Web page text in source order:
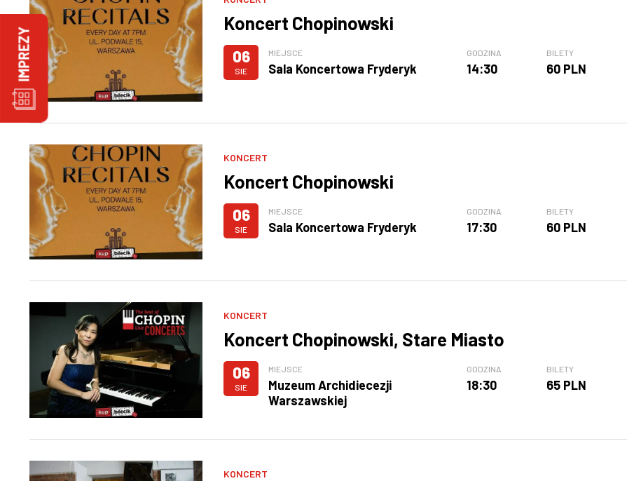
Koncert Chopinowski
06
SIE
MIEJSCE
Sala Koncertowa Fryderyk
GODZINA
14:30
BILETY
60 PLN
KONCERT
Koncert Chopinowski
06
SIE
MIEJSCE
Sala Koncertowa Fryderyk
GODZINA
17:30
BILETY
60 PLN
KONCERT
Koncert Chopinowski, Stare Miasto
06
SIE
MIEJSCE
Muzeum Archidiecezji
Warszawskiej
GODZINA
18:30
BILETY
65 PLN
KONCERT
IMPREZY